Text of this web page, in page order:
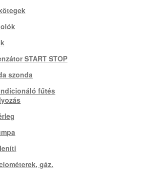
START STOP
szonda
fűtés
gáz.